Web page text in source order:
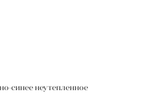
синее неутепленное